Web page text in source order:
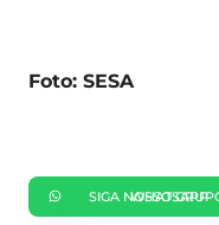
Foto: SESA
SIGA NOSSO GRUPO NO WHATSAPP